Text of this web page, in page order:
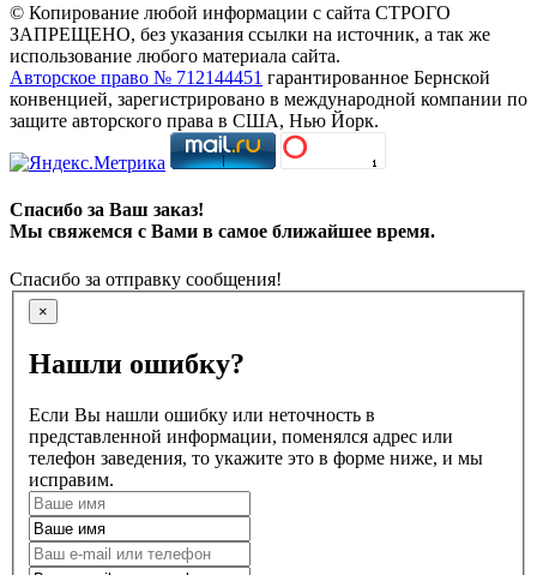
© Копирование любой информации с сайта СТРОГО
ЗАПРЕЩЕНО, без указания ссылки на источник, а так же
использование любого материала сайта.
Авторское право № 712144451 гарантированное Бернской
конвенцией, зарегистрировано в международной компании по
защите авторского права в США, Нью Йорк.
Спасибо за Ваш заказ!
Мы свяжемся с Вами в самое ближайшее время.
Спасибо за отправку сообщения!
×
Нашли ошибку?
Если Вы нашли ошибку или неточность в
представленной информации, поменялся адрес или
телефон заведения, то укажите это в форме ниже, и мы
исправим.